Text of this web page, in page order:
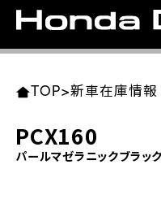
ラインアップ
TOP>新車在庫情報
PCX160
パールマゼラニックブラック
東北エリア 店
岩手県
関東エリア 店
東京都
中部エリア 店
愛知県
近畿エリア 店
大阪府
中国・四国エ
岡山県
九州エリア 店
福岡県